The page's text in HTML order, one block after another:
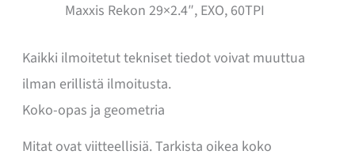
Maxxis Rekon 29×2.4″, EXO, 60TPI
Kaikki ilmoitetut tekniset tiedot voivat muuttua
ilman erillistä ilmoitusta.
Koko-opas ja geometria
Mitat ovat viitteellisiä. Tarkista oikea koko